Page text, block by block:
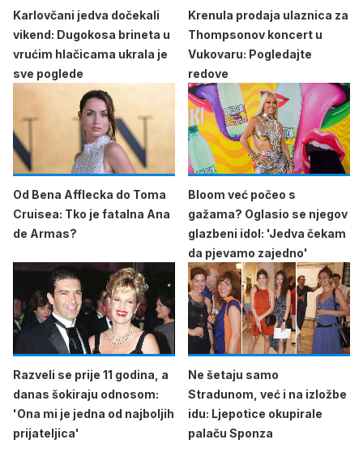
Karlovčani jedva dočekali
vikend: Dugokosa brineta u
vrućim hlačicama ukrala je
sve poglede
Krenula prodaja ulaznica za
Thompsonov koncert u
Vukovaru: Pogledajte
redove
Od Bena Afflecka do Toma
Cruisea: Tko je fatalna Ana
de Armas?
Bloom već počeo s
gažama? Oglasio se njegov
glazbeni idol: 'Jedva čekam
da pjevamo zajedno'
Razveli se prije 11 godina, a
danas šokiraju odnosom:
'Ona mi je jedna od najboljih
prijateljica'
Ne šetaju samo
Stradunom, već i na izložbe
idu: Ljepotice okupirale
palaču Sponza